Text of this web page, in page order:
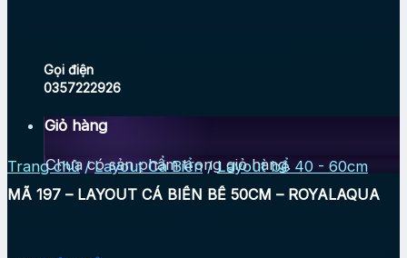
Gọi điện
0357222926
Giỏ hàng
Chưa có sản phẩm trong giỏ hàng.
Trang chủ / Layout Cá Biển / Layout bể 40 - 60cm
MÃ 197 – LAYOUT CÁ BIỂN BỂ 50CM – ROYALAQUA